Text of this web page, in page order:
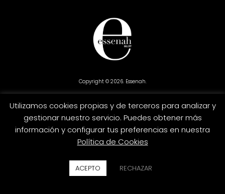
Copyright © 2026. Essenah.
Credit
MasterCardPayPal Visa
Utilizamos cookies propias y de terceros para analizar y
gestionar nuestro servicio. Puedes obtener más
información y configurar tus preferencias en nuestra
Política de Cookies
ACEPTO RECHAZAR